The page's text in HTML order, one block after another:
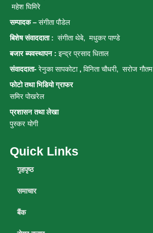
महेश घिमिरे
सम्पादक –संगीता पौडेल
बिशेष संवाददाता : संगीता थेबे,मधुकर पाण्डे
बजार ब्यवस्थापन : इन्द्र प्रसाद धिताल
संवाददाता-रेनुका सापकोटा, विनिता चौधरी, सरोज गौतम
फोटो तथा भिडियो ग्राफर
समिर पोखरेल
प्रशासन तथा लेखा
पुस्कर योगी
Quick Links
गृहपृष्ठ
समाचार
बैंक